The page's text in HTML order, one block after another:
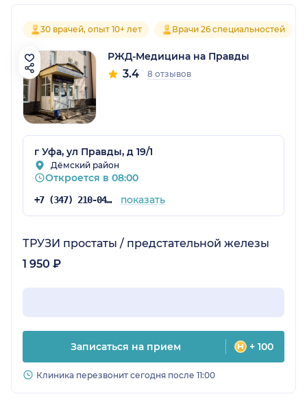
30 врачей, опыт 10+ лет Врачи 26 специальностей
РЖД-Медицина на Правды
3.4 8 отзывов
г Уфа, ул Правды, д 19/1
Дёмский район
Откроется в 08:00
+7 (347) 210-04-96 показать
ТРУЗИ простаты / предстательной железы
1 950 ₽
Записаться на прием + 100
Клиника перезвонит сегодня после 11:00